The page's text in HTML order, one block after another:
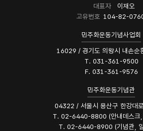
대표자
이재오
고유번호 104-82-
민주화운동기념사업회
16029 / 경기도 의왕시 내손순
T. 031-361-9500
F. 031-361-9576
민주화운동기념관
04322 / 서울시 용산구 한강대
T. 02-6440-8800 (안내데스크,
T. 02-6440-8900 (기념관,